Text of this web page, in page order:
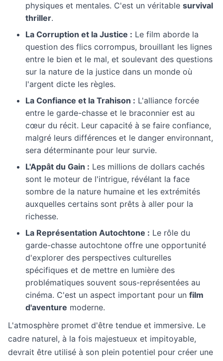
physiques et mentales. C'est un véritable survival
thriller.
La Corruption et la Justice : Le film aborde la
question des flics corrompus, brouillant les lignes
entre le bien et le mal, et soulevant des questions
sur la nature de la justice dans un monde où
l'argent dicte les règles.
La Confiance et la Trahison : L'alliance forcée
entre le garde-chasse et le braconnier est au
cœur du récit. Leur capacité à se faire confiance,
malgré leurs différences et le danger environnant,
sera déterminante pour leur survie.
L'Appât du Gain : Les millions de dollars cachés
sont le moteur de l'intrigue, révélant la face
sombre de la nature humaine et les extrémités
auxquelles certains sont prêts à aller pour la
richesse.
La Représentation Autochtone : Le rôle du
garde-chasse autochtone offre une opportunité
d'explorer des perspectives culturelles
spécifiques et de mettre en lumière des
problématiques souvent sous-représentées au
cinéma. C'est un aspect important pour un film
d'aventure moderne.
L'atmosphère promet d'être tendue et immersive. Le
cadre naturel, à la fois majestueux et impitoyable,
devrait être utilisé à son plein potentiel pour créer une